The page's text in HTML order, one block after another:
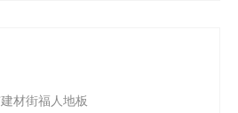
材街福人地板